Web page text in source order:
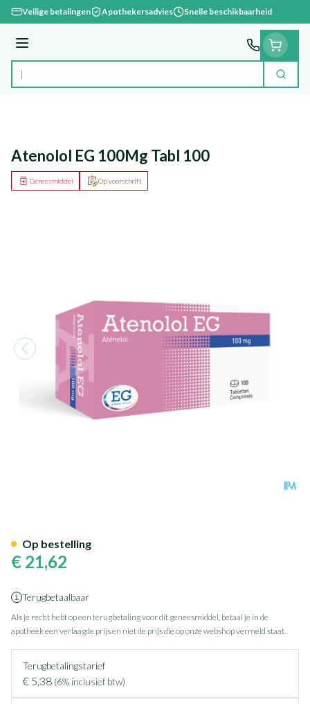
Ga naar de inhoud
Veilige betalingen Apothekersadvies Snelle beschikbaarheid
Menu
Product, merk, categorie... Zoek
Atenolol EG 100Mg Tabl 100
Op voorschrift
Geneesmiddel
€ 21,62
Terugbetaalbaar
Als je recht hebt op een terugbetaling voor dit geneesmiddel, betaal je in de
apotheek een verlaagde prijs en niet de prijs die op onze webshop vermeld staat.
Terugbetalingstarief
€ 5,38 (6% inclusief btw)
Op bestelling